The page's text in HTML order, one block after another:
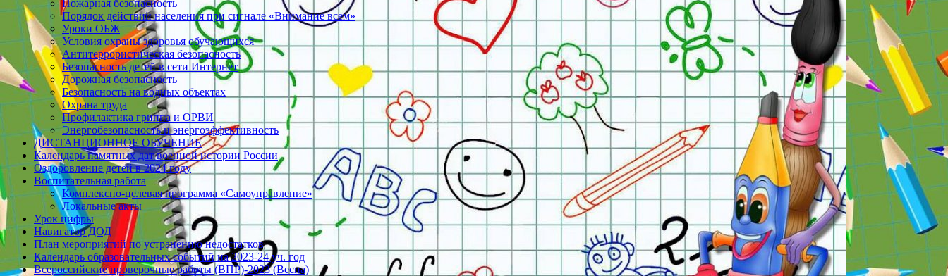
Пожарная безопасность
Порядок действий населения при сигнале «Внимание всем»
Уроки ОБЖ
Условия охраны здоровья обучающихся
Антитеррористическая безопасность
Безопасность детей в сети Интернет
Дорожная безопасность
Безопасность на водных объектах
Охрана труда
Профилактика гриппа и ОРВИ
Энергобезопасность и энергоэффективность
ДИСТАНЦИОННОЕ ОБУЧЕНИЕ
Календарь памятных дат военной истории России
Оздоровление детей в 2024 году
Воспитательная работа
Комплексно-целевая программа «Самоуправление»
Локальные акты
Урок цифры
Навигатор ДОД
План мероприятий по устранению недостатков
Календарь образовательных событий на 2023-24 уч. год
Всероссийские проверочные работы (ВПР)-2023 (Весна)